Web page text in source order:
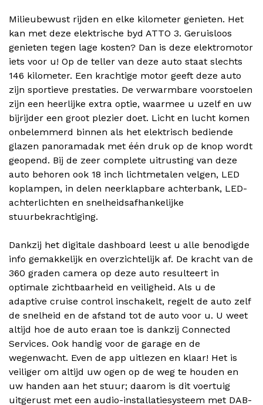
Milieubewust rijden en elke kilometer genieten. Het
kan met deze elektrische byd ATTO 3. Geruisloos
genieten tegen lage kosten? Dan is deze elektromotor
iets voor u! Op de teller van deze auto staat slechts
146 kilometer. Een krachtige motor geeft deze auto
zijn sportieve prestaties. De verwarmbare voorstoelen
zijn een heerlijke extra optie, waarmee u uzelf en uw
bijrijder een groot plezier doet. Licht en lucht komen
onbelemmerd binnen als het elektrisch bediende
glazen panoramadak met één druk op de knop wordt
geopend. Bij de zeer complete uitrusting van deze
auto behoren ook 18 inch lichtmetalen velgen, LED
koplampen, in delen neerklapbare achterbank, LED-
achterlichten en snelheidsafhankelijke
stuurbekrachtiging.
Dankzij het digitale dashboard leest u alle benodigde
info gemakkelijk en overzichtelijk af. De kracht van de
360 graden camera op deze auto resulteert in
optimale zichtbaarheid en veiligheid. Als u de
adaptive cruise control inschakelt, regelt de auto zelf
de snelheid en de afstand tot de auto voor u. U weet
altijd hoe de auto eraan toe is dankzij Connected
Services. Ook handig voor de garage en de
wegenwacht. Even de app uitlezen en klaar! Het is
veiliger om altijd uw ogen op de weg te houden en
uw handen aan het stuur; daarom is dit voertuig
uitgerust met een audio-installatiesysteem met DAB-